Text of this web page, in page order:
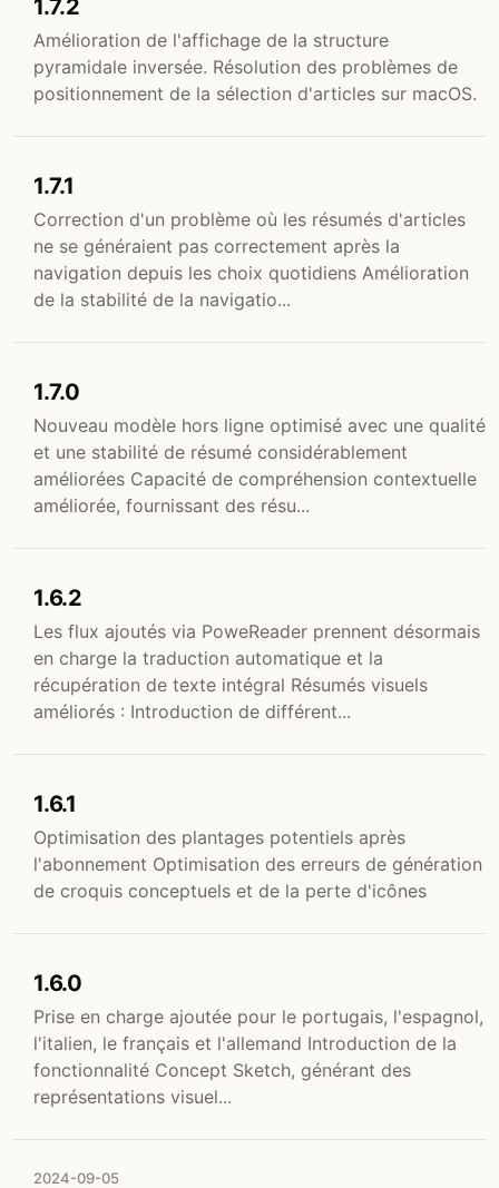
1.7.2
Amélioration de l'affichage de la structure
pyramidale inversée. Résolution des problèmes de
positionnement de la sélection d'articles sur macOS.
1.7.1
Correction d'un problème où les résumés d'articles
ne se généraient pas correctement après la
navigation depuis les choix quotidiens Amélioration
de la stabilité de la navigatio...
1.7.0
Nouveau modèle hors ligne optimisé avec une qualité
et une stabilité de résumé considérablement
améliorées Capacité de compréhension contextuelle
améliorée, fournissant des résu...
1.6.2
Les flux ajoutés via PoweReader prennent désormais
en charge la traduction automatique et la
récupération de texte intégral Résumés visuels
améliorés : Introduction de différent...
1.6.1
Optimisation des plantages potentiels après
l'abonnement Optimisation des erreurs de génération
de croquis conceptuels et de la perte d'icônes
1.6.0
Prise en charge ajoutée pour le portugais, l'espagnol,
l'italien, le français et l'allemand Introduction de la
fonctionnalité Concept Sketch, générant des
représentations visuel...
2024-09-05